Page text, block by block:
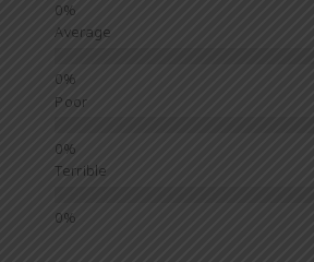
Average
Poor
Terrible